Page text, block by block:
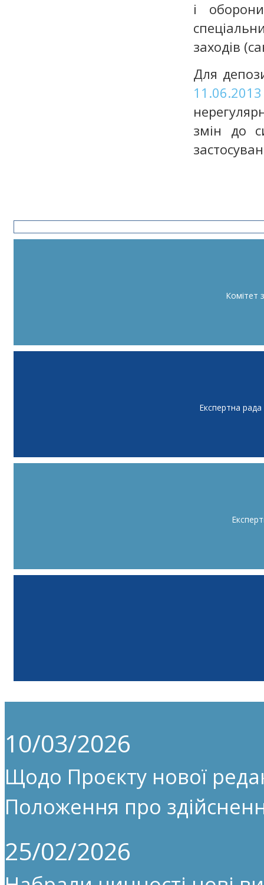
і
заходів
Для
11.06.2013
змін до
Комітет
Експертна
10/03/2026
Щодо Проєкту нової
Положення про
25/02/2026